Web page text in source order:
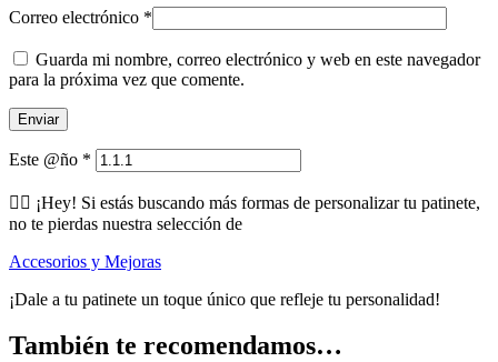
Correo electrónico *
Guarda mi nombre, correo electrónico y web en este navegador
para la próxima vez que comente.
Este @ño *
🕵️‍♂️ ¡Hey! Si estás buscando más formas de personalizar tu patinete,
no te pierdas nuestra selección de
Accesorios y Mejoras
¡Dale a tu patinete un toque único que refleje tu personalidad!
También te recomendamos…